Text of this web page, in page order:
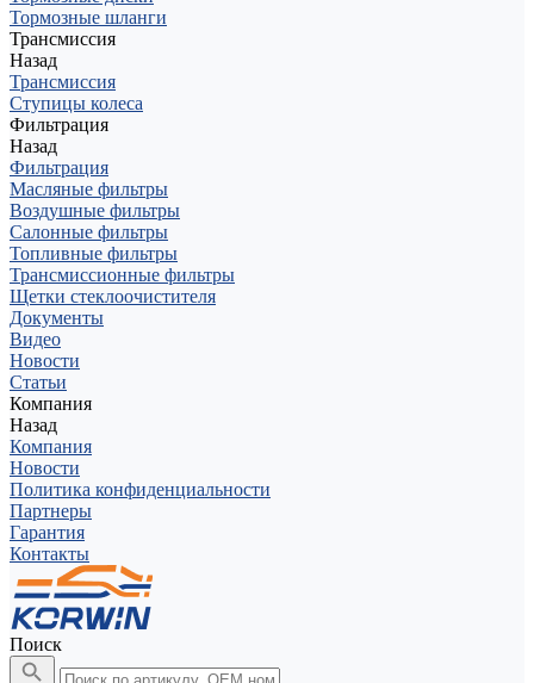
Тормозные шланги
Трансмиссия
Назад
Трансмиссия
Ступицы колеса
Фильтрация
Назад
Фильтрация
Масляные фильтры
Воздушные фильтры
Салонные фильтры
Топливные фильтры
Трансмиссионные фильтры
Щетки стеклоочистителя
Документы
Видео
Новости
Статьи
Компания
Назад
Компания
Новости
Политика конфиденциальности
Партнеры
Гарантия
Контакты
Поиск